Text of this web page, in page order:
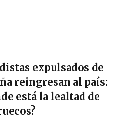
expulsados de
reingresan al país:
está la lealtad de